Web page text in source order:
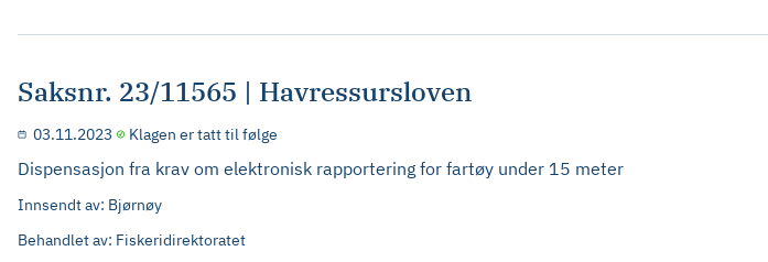
Saksnr. 23/11565 | Havressursloven
03.11.2023 Klagen er tatt til følge
Dispensasjon fra krav om elektronisk rapportering for fartøy under 15 meter
Innsendt av: Bjørnøy
Behandlet av: Fiskeridirektoratet